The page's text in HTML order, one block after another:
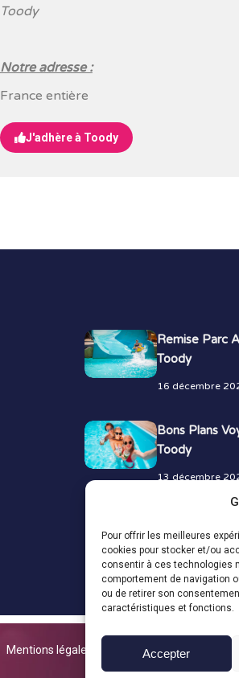
Pour offrir les meilleures
cookies pour stocker et/ou
consentir à ces technologies
comportement de navigation
ou de retirer son
caractéristiques et fonctions.
Accepter
Toody
Notre adresse :
France entière
J'adhère à Toody
Remise Parc
Toody
16 décembre
Bons Plans
Toody
13 décembre
Mentions légales